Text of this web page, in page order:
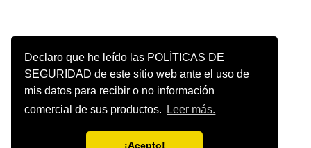
Declaro que he leído las POLÍTICAS DE
SEGURIDAD de este sitio web ante el uso de
mis datos para recibir o no información
comercial de sus productos.
Leer más.
¡Acepto!